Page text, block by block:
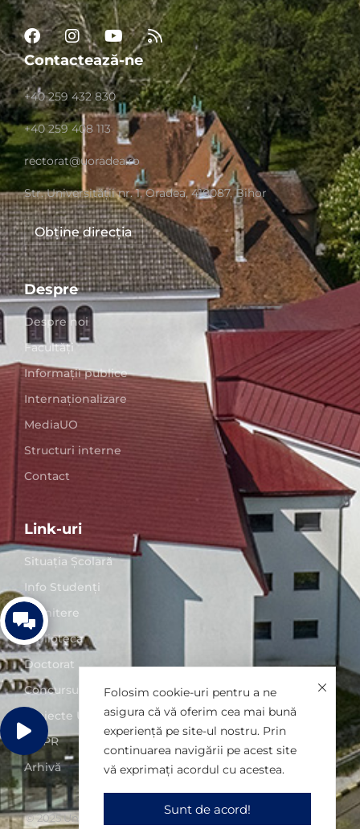
Contactează-ne
+40 259 432 830
+40 259 408 113
rectorat@uoradea.ro
Str. Universităţii nr. 1, Oradea, 410087, Bihor
Obține direcția
Despre
Despre noi
Facultăți
Informații publice
Internaționalizare
MediaUO
Structuri interne
Contact
Link-uri
Situaţia Școlară
Info Studenți
Admitere
Biblioteca
Doctorat
Concursuri posturi
Proiecte UO
GDPR
Arhivă
© 2025 Universitatea din Oradea. Toate drepturile rezervate
Folosim cookie-uri pentru a ne
asigura că vă oferim cea mai bună
experiență pe site-ul nostru. Prin
continuarea navigării pe acest site
vă exprimați acordul cu acestea.
Sunt de acord!